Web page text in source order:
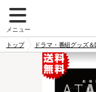
メニュー
トップ ドラマ・番組グッズ＆